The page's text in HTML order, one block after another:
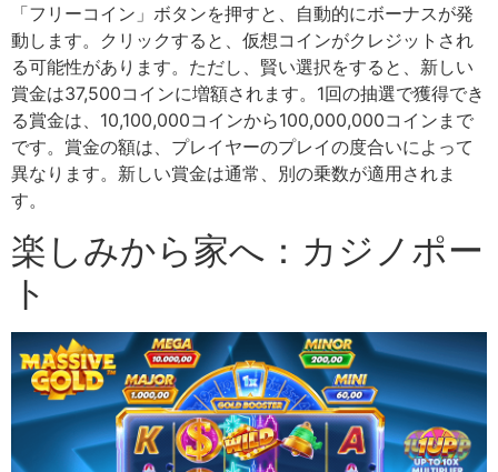
「フリーコイン」ボタンを押すと、自動的にボーナスが発
動します。クリックすると、仮想コインがクレジットされ
る可能性があります。ただし、賢い選択をすると、新しい
賞金は37,500コインに増額されます。1回の抽選で獲得でき
る賞金は、10,100,000コインから100,000,000コインまで
です。賞金の額は、プレイヤーのプレイの度合いによって
異なります。新しい賞金は通常、別の乗数が適用されま
す。
楽しみから家へ：カジノポー
ト